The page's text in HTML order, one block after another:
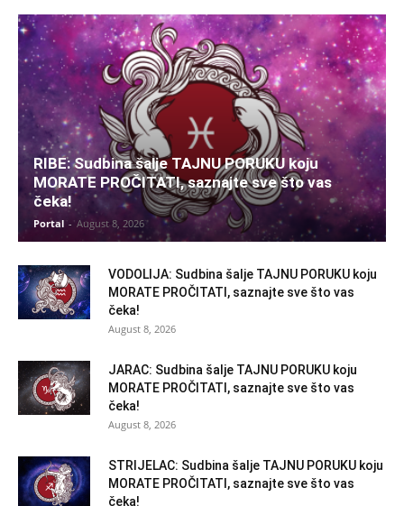
RIBE: Sudbina šalje TAJNU PORUKU koju
MORATE PROČITATI, saznajte sve što vas
čeka!
Portal - August 8, 2026
VODOLIJA: Sudbina šalje TAJNU PORUKU koju
MORATE PROČITATI, saznajte sve što vas
čeka!
August 8, 2026
JARAC: Sudbina šalje TAJNU PORUKU koju
MORATE PROČITATI, saznajte sve što vas
čeka!
August 8, 2026
STRIJELAC: Sudbina šalje TAJNU PORUKU koju
MORATE PROČITATI, saznajte sve što vas
čeka!